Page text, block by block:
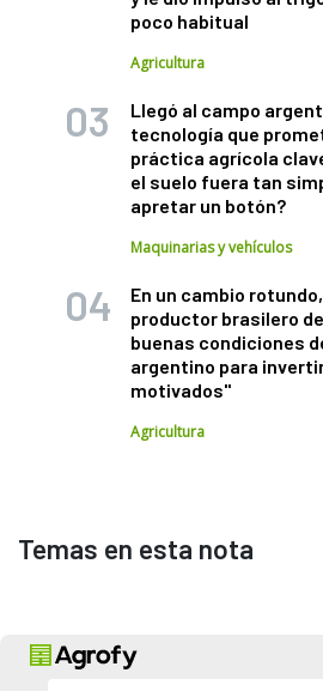
poco habitual
Agricultura
Llegó al campo
tecnología que
práctica agrícola
el suelo fuera tan
apretar un botón?
Maquinarias y vehículos
En un cambio
productor brasilero
buenas condiciones
argentino para
motivados"
Agricultura
Temas en esta nota